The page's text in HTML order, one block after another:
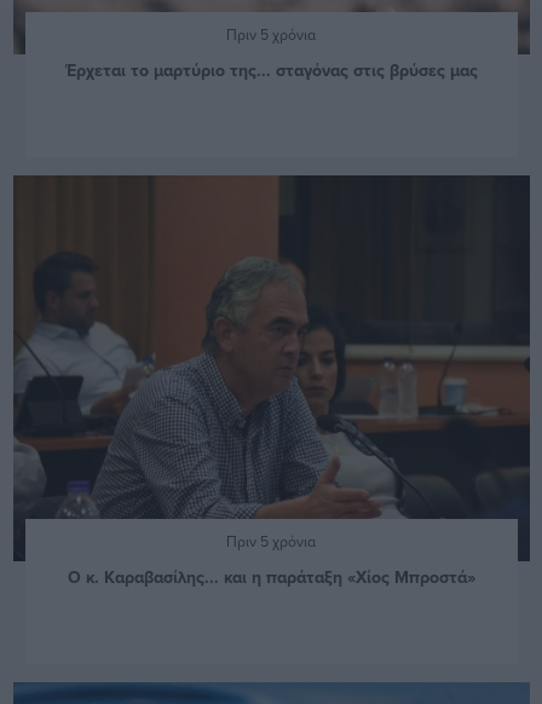
Πριν 5 χρόνια
Έρχεται το μαρτύριο της... σταγόνας στις βρύσες μας
Πριν 5 χρόνια
Ο κ. Καραβασίλης... και η παράταξη «Χίος Μπροστά»